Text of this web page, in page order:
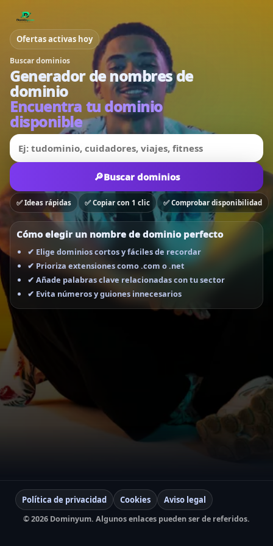
Ofertas activas hoy
Buscar dominios
Generador de nombres de
dominio
Encuentra tu dominio
disponible
🔎Buscar dominios
✅ Ideas rápidas ✅ Copiar con 1 clic ✅ Comprobar disponibilidad
Cómo elegir un nombre de dominio perfecto
✔ Elige dominios cortos y fáciles de recordar
✔ Prioriza extensiones como .com o .net
✔ Añade palabras clave relacionadas con tu sector
✔ Evita números y guiones innecesarios
Política de privacidad Cookies Aviso legal
©2026 Dominyum. Algunos enlaces pueden ser de referidos.